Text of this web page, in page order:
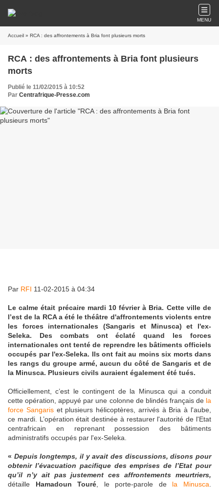
MENU
Accueil » RCA : des affrontements à Bria font plusieurs morts
RCA : des affrontements à Bria font plusieurs
morts
Publié le 11/02/2015 à 10:52
Par Centrafrique-Presse.com
Par RFI 11-02-2015 à 04:34
Le calme était précaire mardi 10 février à Bria. Cette ville de
l’est de la RCA a été le théâtre d'affrontements violents entre
les forces internationales (Sangaris et Minusca) et l'ex-
Seleka. Des combats ont éclaté quand les forces
internationales ont tenté de reprendre les bâtiments officiels
occupés par l'ex-Seleka. Ils ont fait au moins six morts dans
les rangs du groupe armé, aucun du côté de Sangaris et de
la Minusca. Plusieurs civils auraient également été tués.
Officiellement, c’est le contingent de la Minusca qui a conduit
cette opération, appuyé par une colonne de blindés français de la
force Sangariset plusieurs hélicoptères, arrivés à Bria à l'aube,
ce mardi. L’opération était destinée à restaurer l'autorité de l'Etat
centrafricain en reprenant possession des bâtiments
administratifs occupés par l'ex-Seleka.
« Depuis longtemps, il y avait des discussions, disons pour
obtenir l’évacuation pacifique des emprises de l’Etat pour
qu’il n’y ait pas justement ces affrontements meurtriers,
détaille Hamadoun Touré , le porte-parole de la Minusca